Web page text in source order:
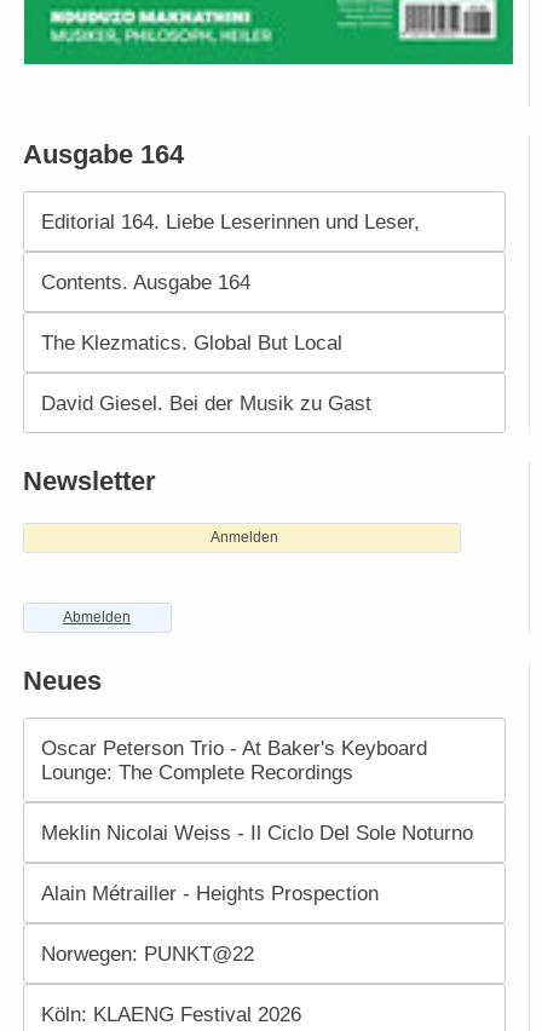
Ausgabe 164
Editorial 164. Liebe Leserinnen und Leser,
Contents. Ausgabe 164
The Klezmatics. Global But Local
David Giesel. Bei der Musik zu Gast
Newsletter
Anmelden
Abmelden
Neues
Oscar Peterson Trio - At Baker's Keyboard
Lounge: The Complete Recordings
Meklin Nicolai Weiss - Il Ciclo Del Sole Noturno
Alain Métrailler - Heights Prospection
Norwegen: PUNKT@22
Köln: KLAENG Festival 2026